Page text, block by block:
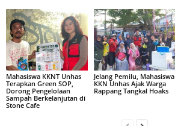
Mahasiswa KKNT Unhas
Terapkan Green SOP,
Dorong Pengelolaan
Sampah Berkelanjutan di
Stone Cafe
Jelang Pemilu, Mahasiswa
KKN Unhas Ajak Warga
Rappang Tangkal Hoaks